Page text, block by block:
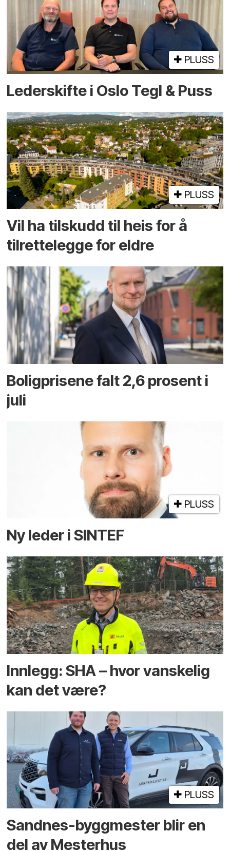
PLUSS
Lederskifte i Oslo Tegl & Puss
PLUSS
Vil ha tilskudd til heis for å
tilrettelegge for eldre
Boligprisene falt 2,6 prosent i
juli
PLUSS
Ny leder i SINTEF
Innlegg: SHA – hvor vanskelig
kan det være?
PLUSS
Sandnes-byggmester blir en
del av Mesterhus